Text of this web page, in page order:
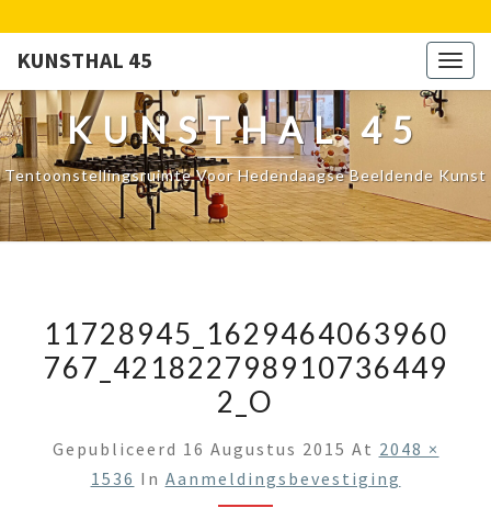
KUNSTHAL 45
KUNSTHAL 45
Tentoonstellingsruimte Voor Hedendaagse Beeldende Kunst
11728945_1629464063960
767_421822798910736449
2_O
Gepubliceerd 16 Augustus 2015 At 2048 ×
1536 In Aanmeldingsbevestiging